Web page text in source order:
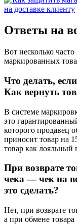
Ответы на
Вот несколько
маркированных
Что делать,
Как вернуть
В системе
это
которого продавец
приносит товар на
товар как лояльный
При возврате
чека — чек на
это сделать?
Нет, при возврате
а при обмене